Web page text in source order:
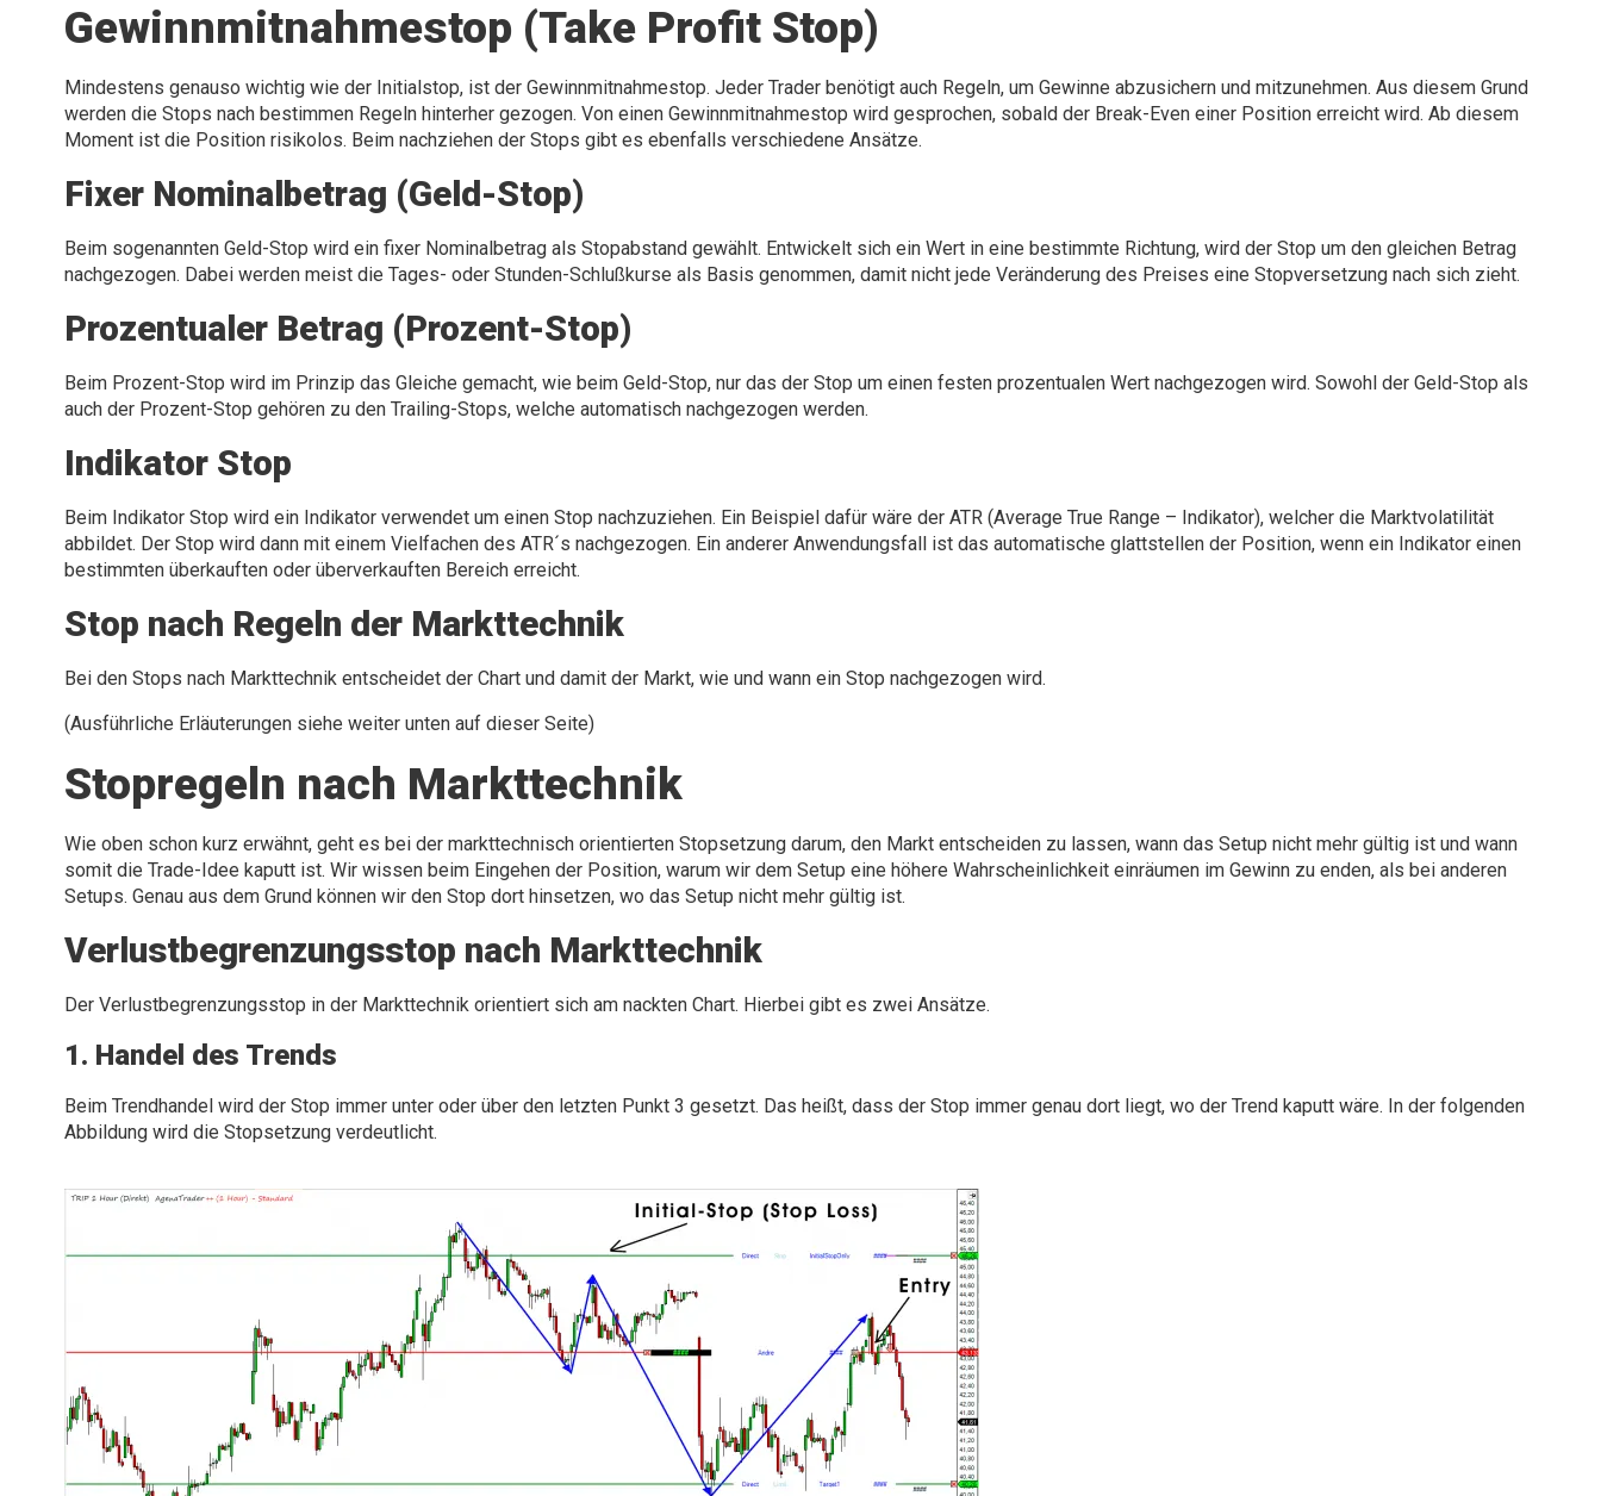
Gewinnmitnahmestop (Take Profit Stop)
Mindestens genauso wichtig wie der Initialstop, ist der Gewinnmitnahmestop. Jeder Trader benötigt auch Regeln, um Gewinne abzusichern und mitzunehmen. Aus diesem Grund
werden die Stops nach bestimmen Regeln hinterher gezogen. Von einen Gewinnmitnahmestop wird gesprochen, sobald der Break-Even einer Position erreicht wird. Ab diesem
Moment ist die Position risikolos. Beim nachziehen der Stops gibt es ebenfalls verschiedene Ansätze.
Fixer Nominalbetrag (Geld-Stop)
Beim sogenannten Geld-Stop wird ein fixer Nominalbetrag als Stopabstand gewählt. Entwickelt sich ein Wert in eine bestimmte Richtung, wird der Stop um den gleichen Betrag
nachgezogen. Dabei werden meist die Tages- oder Stunden-Schlußkurse als Basis genommen, damit nicht jede Veränderung des Preises eine Stopversetzung nach sich zieht.
Prozentualer Betrag (Prozent-Stop)
Beim Prozent-Stop wird im Prinzip das Gleiche gemacht, wie beim Geld-Stop, nur das der Stop um einen festen prozentualen Wert nachgezogen wird. Sowohl der Geld-Stop als
auch der Prozent-Stop gehören zu den Trailing-Stops, welche automatisch nachgezogen werden.
Indikator Stop
Beim Indikator Stop wird ein Indikator verwendet um einen Stop nachzuziehen. Ein Beispiel dafür wäre der ATR (Average True Range – Indikator), welcher die Marktvolatilität
abbildet. Der Stop wird dann mit einem Vielfachen des ATR´s nachgezogen. Ein anderer Anwendungsfall ist das automatische glattstellen der Position, wenn ein Indikator einen
bestimmten überkauften oder überverkauften Bereich erreicht.
Stop nach Regeln der Markttechnik
Bei den Stops nach Markttechnik entscheidet der Chart und damit der Markt, wie und wann ein Stop nachgezogen wird.
(Ausführliche Erläuterungen siehe weiter unten auf dieser Seite)
Stopregeln nach Markttechnik
Wie oben schon kurz erwähnt, geht es bei der markttechnisch orientierten Stopsetzung darum, den Markt entscheiden zu lassen, wann das Setup nicht mehr gültig ist und wann
somit die Trade-Idee kaputt ist. Wir wissen beim Eingehen der Position, warum wir dem Setup eine höhere Wahrscheinlichkeit einräumen im Gewinn zu enden, als bei anderen
Setups. Genau aus dem Grund können wir den Stop dort hinsetzen, wo das Setup nicht mehr gültig ist.
Verlustbegrenzungsstop nach Markttechnik
Der Verlustbegrenzungsstop in der Markttechnik orientiert sich am nackten Chart. Hierbei gibt es zwei Ansätze.
1. Handel des Trends
Beim Trendhandel wird der Stop immer unter oder über den letzten Punkt 3 gesetzt. Das heißt, dass der Stop immer genau dort liegt, wo der Trend kaputt wäre. In der folgenden
Abbildung wird die Stopsetzung verdeutlicht.